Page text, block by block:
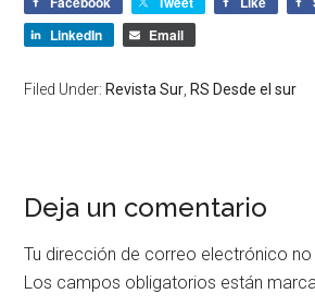
LinkedIn
Email
Filed Under: Revista Sur RS Desde el sur
Deja un comentario
Tu dirección de correo electrónico no
Los campos obligatorios están